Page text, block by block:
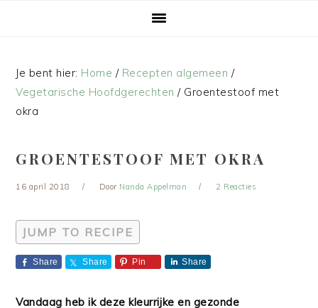
Je bent hier: Home / Recepten algemeen /
Vegetarische Hoofdgerechten /Groentestoof met
okra
GROENTESTOOF MET OKRA
16 april 2018 Door Nanda Appelman 2 Reacties
JUMP TO RECIPE
Share Share Pin Share
Vandaag heb ik deze kleurrijke en gezonde